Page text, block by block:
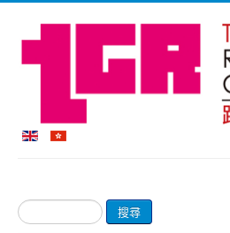
搜
尋...
搜尋